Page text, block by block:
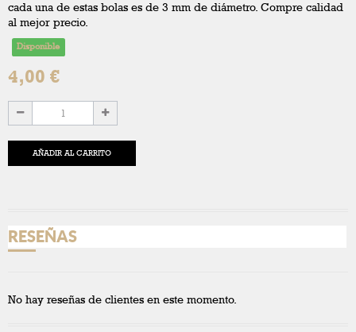
cada una de estas bolas es de 3 mm de diámetro. Compre calidad
al mejor precio.
Disponible
4,00 €
AÑADIR AL CARRITO
RESEÑAS
No hay reseñas de clientes en este momento.